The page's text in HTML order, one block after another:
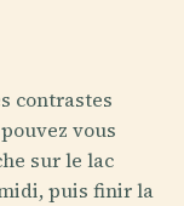
contrastes
vous
sur le lac
puis finir la